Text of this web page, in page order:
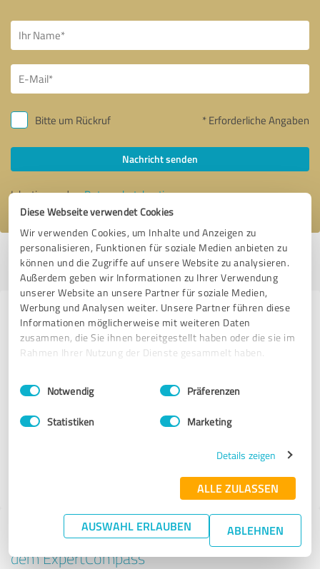
Diese Webseite verwendet Cookies
Wir verwenden Cookies, um Inhalte und Anzeigen zu
personalisieren, Funktionen für soziale Medien anbieten zu
können und die Zugriffe auf unsere Website zu analysieren.
Außerdem geben wir Informationen zu Ihrer Verwendung
unserer Website an unsere Partner für soziale Medien,
Werbung und Analysen weiter. Unsere Partner führen diese
Informationen möglicherweise mit weiteren Daten
zusammen, die Sie ihnen bereitgestellt haben oder die sie im
Rahmen Ihrer Nutzung der Dienste gesammelt haben.
Impressum Datenschutzbestimmungen
Einwilligungsauswahl
Notwendig Präferenzen
Statistiken Marketing
Details zeigen
ALLE ZULASSEN
AUSWAHL ERLAUBEN ABLEHNEN
Bitte um Rückruf * Erforderliche Angaben
Nachricht senden
Ich stimme denDatenschutzbestimmungenzu.
Profil aktiv seit 28.08.2021 | Letzte Aktualisierung: 01.06.2026
melden
Erfahrungen zu weiteren
Anbietern aus dem Bereich
Beratung
Cecilia Goldfaber
Tipp: Die passenden Experten finden - mit
dem ExpertCompass